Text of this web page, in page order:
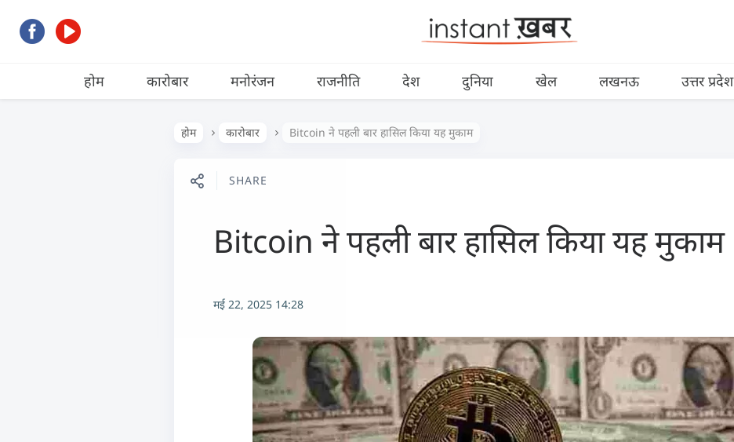
होम कारोबार मनोरंजन राजनीति देश दुनिया खेल लखनऊ उत्तर प्रदेश
होम कारोबार Bitcoin ने पहली बार हासिल किया यह मुकाम
SHARE
Bitcoin ने पहली बार हासिल किया यह मुकाम
मई 22, 2025 14:28